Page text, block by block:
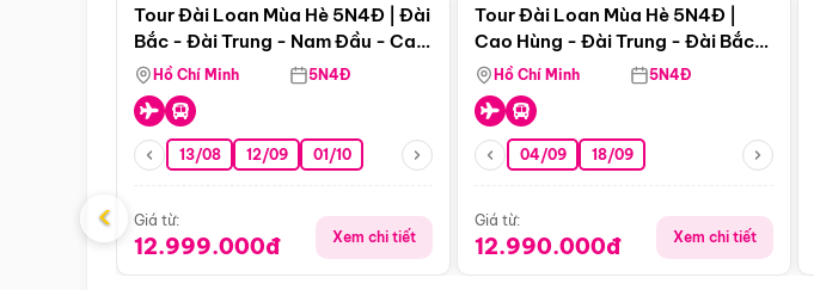
Tour Đài Loan Mùa Hè 5N4Đ | Đài
Bắc - Đài Trung - Nam Đầu - Cao
Hùng ( Bay Vn)
Hồ Chí Minh 5N4Đ
13/08 12/09 01/10
Giá từ:
12.999.000đ Xem chi tiết
Tour Đài Loan Mùa Hè 5N4Đ |
Cao Hùng - Đài Trung - Đài Bắc
(Bay Vj)
Hồ Chí Minh 5N4Đ
04/09 18/09
Giá từ:
12.990.000đ Xem chi tiết
‹